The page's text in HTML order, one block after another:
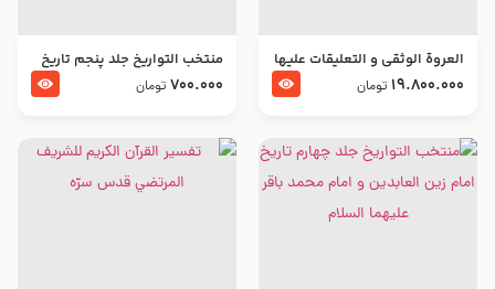
العروة الوثقى و التعليقات عليها
– طرح جدید
19.800.000 تومان
منتخب التواریخ جلد پنجم تاریخ
امام جعفر صادق و امام موسی
700.000 تومان